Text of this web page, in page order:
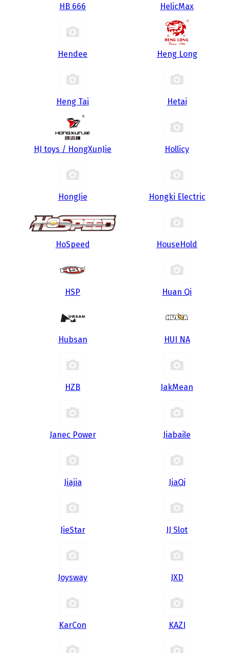
HB 666 HelicMax
Hendee Heng Long
Heng Tai Hetai
HJ toys / HongXunJie Hollicy
HongJie Hongki Electric
HoSpeed HouseHold
HSP Huan Qi
Hubsan HUI NA
HZB JakMean
Janec Power Jiabaile
Jiajia JiaQi
JieStar JJ Slot
Joysway JXD
KarCon KAZI